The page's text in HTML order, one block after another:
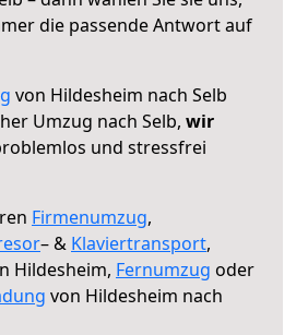
die passende Antwort auf
von Hildesheim nach Selb
Umzug nach Selb, wir
und stressfrei
Firmenumzug,
– & Klaviertransport,
Hildesheim, Fernumzug oder
von Hildesheim nach